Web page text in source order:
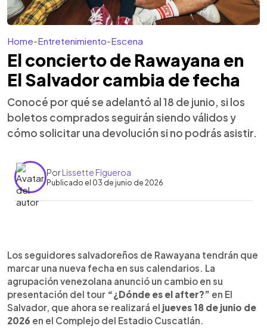
Home-Entretenimiento-Escena
El concierto de Rawayana en
El Salvador cambia de fecha
Conocé por qué se adelantó al 18 de junio, si los
boletos comprados seguirán siendo válidos y
cómo solicitar una devolución si no podrás asistir.
PorLissette Figueroa
Publicado el 03 de junio de 2026
Escuchar artículo
La banda venezolana Rawayana anunció un
cambio en la fecha de su concierto en El Salvador.
La presentación del tour “¿Dónde es el after?”,
prevista inicialmente para el 19 de junio de 2026,
se realizará ahora el 18 de junio en el Complejo
Estadio Cuscatlán. Según Producciones Roma, la
modificación responde a razones logísticas
Los seguidores salvadoreños de Rawayana tendrán que
marcar una nueva fecha en sus calendarios. La
agrupación venezolana anunció un cambio en su
presentación del tour “¿Dónde es el after?” en El
Salvador, que ahora se realizará el jueves 18 de junio de
2026 en el Complejo del Estadio Cuscatlán.